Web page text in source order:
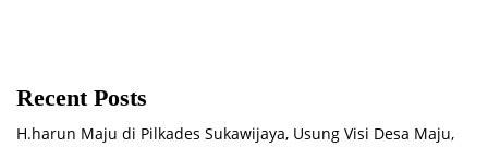
Recent Posts
H.harun Maju di Pilkades Sukawijaya, Usung Visi Desa Maju,